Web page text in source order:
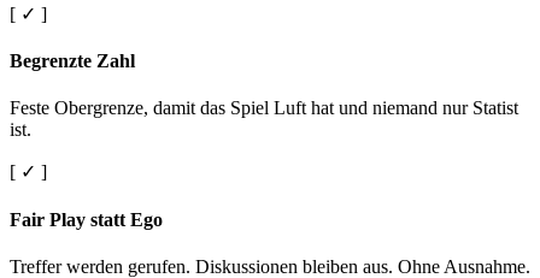
[ ✓ ]
Begrenzte Zahl
Feste Obergrenze, damit das Spiel Luft hat und niemand nur Statist
ist.
[ ✓ ]
Fair Play statt Ego
Treffer werden gerufen. Diskussionen bleiben aus. Ohne Ausnahme.